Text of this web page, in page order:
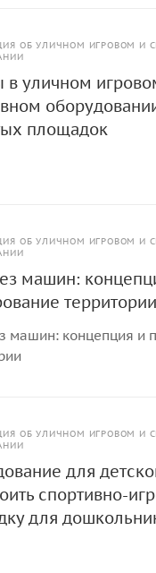
ОБ УЛИЧНОМ ИГРОВОМ И
в уличном
площадок
ОБ УЛИЧНОМ ИГРОВОМ И
машин:
территории
машин: концепция и
ОБ УЛИЧНОМ ИГРОВОМ И
для
спортивно-
для